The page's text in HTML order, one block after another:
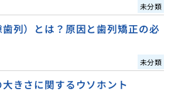
未分類
列）とは？原因と歯列矯正の必
未分類
きさに関するウソホント